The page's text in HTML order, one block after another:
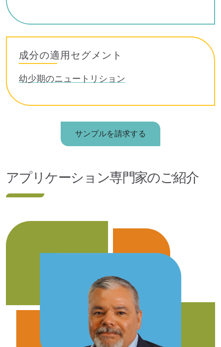
成分の適用セグメント
幼少期のニュートリション
サンプルを請求する
アプリケーション専門家のご紹介